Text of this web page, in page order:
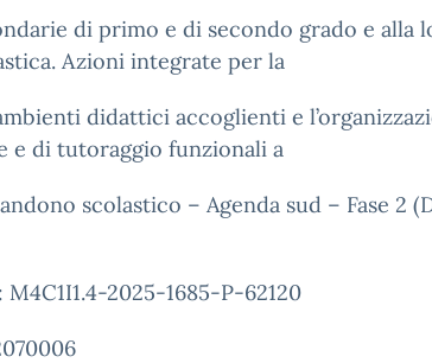
di primo e di secondo grado e alla
Azioni integrate per la
didattici accoglienti e
e di tutoraggio funzionali a
scolastico – Agenda sud – Fase 2
2025-1685-P-62120